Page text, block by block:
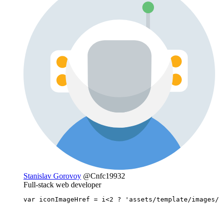
Stanislav Gorovoy @Cnfc19932
Full-stack web developer
var iconImageHref = i<2 ? 'assets/template/